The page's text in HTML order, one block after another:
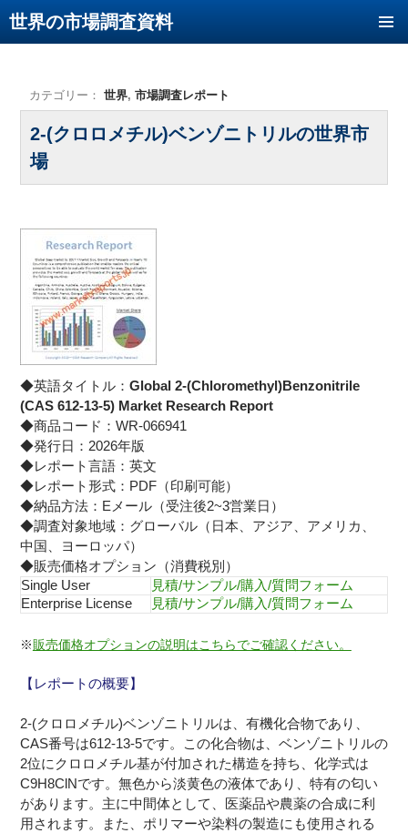
世界の市場調査資料
カテゴリー： 世界, 市場調査レポート
2-(クロロメチル)ベンゾニトリルの世界市
場
◆英語タイトル： Global 2-(Chloromethyl)Benzonitrile
(CAS 612-13-5) Market Research Report
◆商品コード：WR-066941
◆発行日：2026年版
◆レポート言語：英文
◆レポート形式：PDF（印刷可能）
◆納品方法：Eメール（受注後2~3営業日）
◆調査対象地域：グローバル（日本、アジア、アメリカ、
中国、ヨーロッパ）
◆販売価格オプション（消費税別）
Single User
見積/サンプル/購入/質問フォーム
Enterprise License
見積/サンプル/購入/質問フォーム
※販売価格オプションの説明はこちらでご確認ください。
【レポートの概要】
2-(クロロメチル)ベンゾニトリルは、有機化合物であり、
CAS番号は612-13-5です。この化合物は、ベンゾニトリルの
2位にクロロメチル基が付加された構造を持ち、化学式は
C9H8ClNです。無色から淡黄色の液体であり、特有の匂い
があります。主に中間体として、医薬品や農薬の合成に利
用されます。また、ポリマーや染料の製造にも使用される